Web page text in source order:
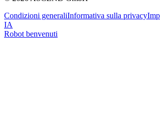
Condizioni generaliInformativa sulla privacy
IA
Robot benvenuti